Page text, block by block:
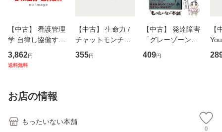
【中古】 看護管理
学 自律し協働する
専門職の看護マネ
ジメントスキル 改
恵 藤本幸三 / 南江
堂 [単行
3,862円
送料無料
【中古】 生命力 /
チャットモンチー /
キューンレコード
[CD]【メール便送
355円
【中古】 発達障害
「グレーゾーン」
その正しい理解と
克服法 (SB新書 57
409円
【
のが
お店の情報
もったいない本舗
0